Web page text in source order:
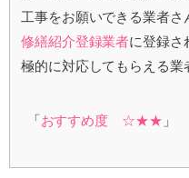
工事をお願いできる業者さ
修繕紹介登録業者に登録さ
極的に対応してもらえる業
「おすすめ度 ☆★★